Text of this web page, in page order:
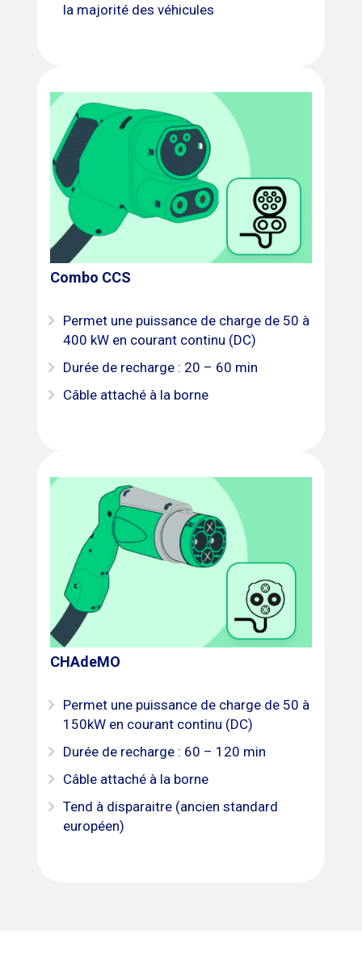
la majorité des véhicules
Combo CCS
Permet une puissance de charge de 50 à
400 kW en courant continu (DC)
Durée de recharge : 20 – 60 min
Câble attaché à la borne
CHAdeMO
Permet une puissance de charge de 50 à
150kW en courant continu (DC)
Durée de recharge : 60 – 120 min
Câble attaché à la borne
Tend à disparaitre (ancien standard
européen)